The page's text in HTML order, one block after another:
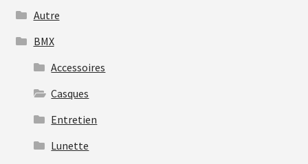
Autre
BMX
Accessoires
Casques
Entretien
Lunette